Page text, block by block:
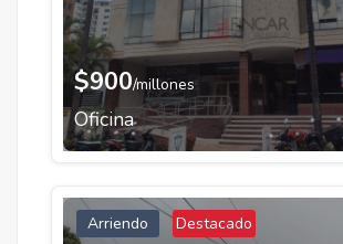
$900/millones
Oficina
Arriendo Destacado